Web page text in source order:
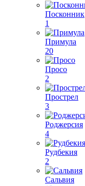
Посконник
1
Примула
20
Просо
2
Прострел
3
Роджерсия
4
Рудбекия
2
Сальвия